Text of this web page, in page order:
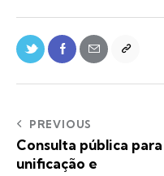
PREVIOUS
Consulta pública para
unificação e